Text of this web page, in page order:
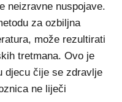
neizravne nuspojave.
za ozbiljna
može rezultirati
tretmana. Ovo je
djecu čije se zdravlje
ne liječi